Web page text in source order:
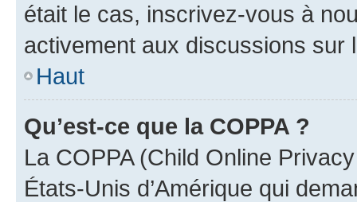
était le cas, inscrivez-vous à
activement aux discussions sur
Haut
Qu’est-ce que la COPPA ?
La COPPA (Child Online
États-Unis d’Amérique qui